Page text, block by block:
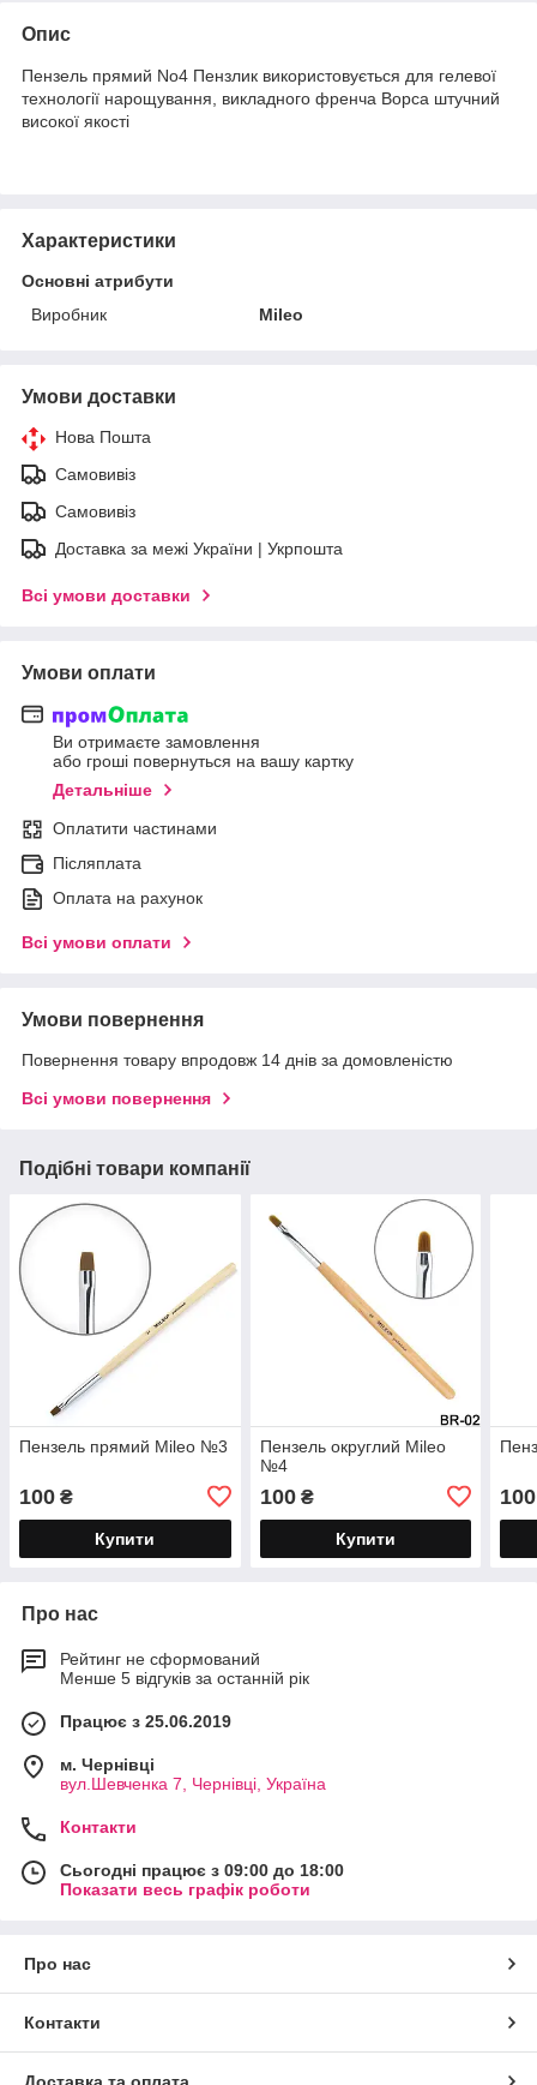
Опис
Пензель прямий No4 Пензлик використовується для гелевої
технології нарощування, викладного френча Ворса штучний
високої якості
Характеристики
Основні атрибути
Виробник
Mileo
Умови доставки
Нова Пошта
Самовивіз
Самовивіз
Доставка за межі України | Укрпошта
Всі умови доставки
Умови оплати
Ви отримаєте замовлення
або гроші повернуться на вашу картку
Детальніше
Оплатити частинами
Післяплата
Оплата на рахунок
Всі умови оплати
Умови повернення
Повернення товару впродовж 14 днів за домовленістю
Всі умови повернення
Подібні товари компанії
Пензель прямий Mileo №3
100 ₴
Купити
Пензель округлий Mileo
№4
100₴
Купити
100
Про нас
Рейтинг не сформований
Менше 5 відгуків за останній рік
Працює з 25.06.2019
м. Чернівці
вул.Шевченка 7, Чернівці, Україна
Контакти
Сьогодні працює з 09:00 до 18:00
Показати весь графік роботи
Про нас
Контакти